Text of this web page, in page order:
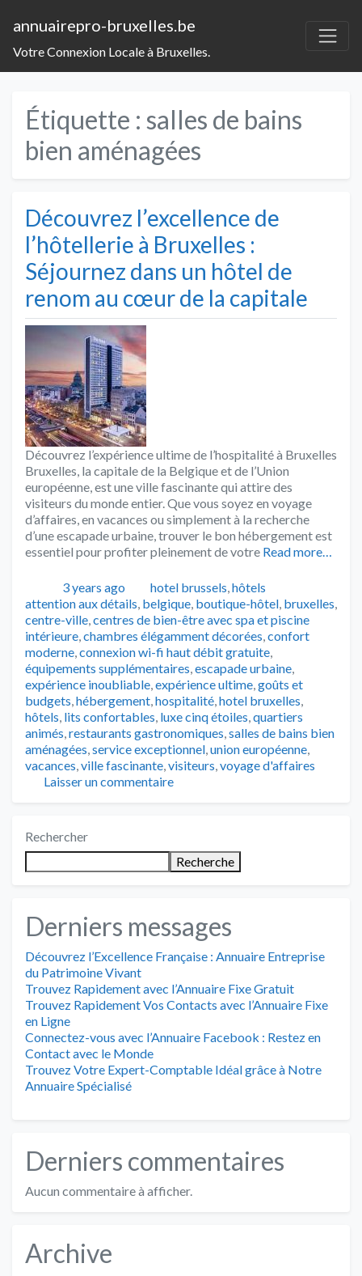
annuairepro-bruxelles.be
Votre Connexion Locale à Bruxelles.
Étiquette : salles de bains
bien aménagées
Découvrez l’excellence de
l’hôtellerie à Bruxelles :
Séjournez dans un hôtel de
renom au cœur de la capitale
Découvrez l’expérience ultime de l’hospitalité à Bruxelles
Bruxelles, la capitale de la Belgique et de l’Union
européenne, est une ville fascinante qui attire des
visiteurs du monde entier. Que vous soyez en voyage
d’affaires, en vacances ou simplement à la recherche
d’une escapade urbaine, trouver le bon hébergement est
essentiel pour profiter pleinement de votre Read more…
Publié3 years ago Catégories
hotel brussels,hôtels
attention aux détails, belgique, boutique-hôtel, bruxelles,
centre-ville,centres de bien-être avec spa et piscine
intérieure,chambres élégamment décorées,confort
moderne,connexion wi-fi haut débit gratuite,
équipements supplémentaires,escapade urbaine,
expérience inoubliable,expérience ultime,goûts et
budgets,hébergement,hospitalité,hotel bruxelles,
hôtels, lits confortables, luxe cinq étoiles,quartiers
animés,restaurants gastronomiques,salles de bains bien
aménagées,service exceptionnel,union européenne,
vacances,ville fascinante,visiteurs,voyage d'affaires
Laisser un commentaire
Rechercher
Recherche
Derniers messages
Découvrez l’Excellence Française : Annuaire Entreprise
du Patrimoine Vivant
Trouvez Rapidement avec l’Annuaire Fixe Gratuit
Trouvez Rapidement Vos Contacts avec l’Annuaire Fixe
en Ligne
Connectez-vous avec l’Annuaire Facebook : Restez en
Contact avec le Monde
Trouvez Votre Expert-Comptable Idéal grâce à Notre
Annuaire Spécialisé
Derniers commentaires
Aucun commentaire à afficher.
Archive